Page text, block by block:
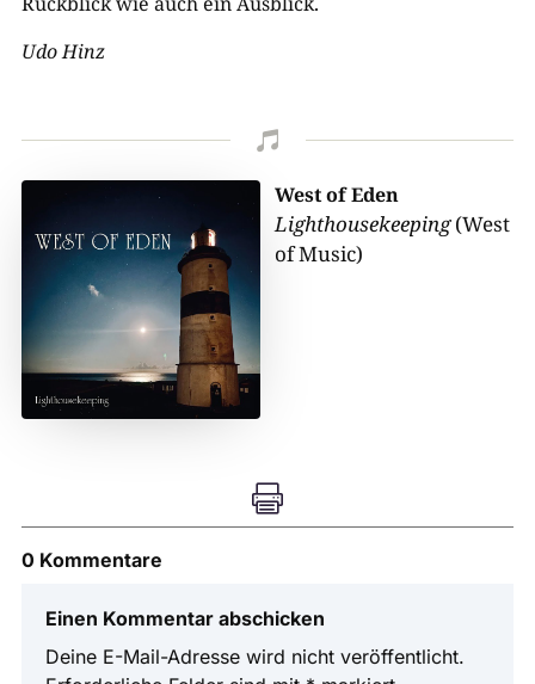
Udo Hinz

West of Eden
Lighthousekeeping(West
of Music)

0 Kommentare
Einen Kommentar abschicken
Deine E-Mail-Adresse wird nicht veröffentlicht.